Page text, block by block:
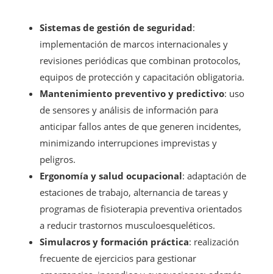
Sistemas de gestión de seguridad:
implementación de marcos internacionales y
revisiones periódicas que combinan protocolos,
equipos de protección y capacitación obligatoria.
Mantenimiento preventivo y predictivo: uso
de sensores y análisis de información para
anticipar fallos antes de que generen incidentes,
minimizando interrupciones imprevistas y
peligros.
Ergonomía y salud ocupacional: adaptación de
estaciones de trabajo, alternancia de tareas y
programas de fisioterapia preventiva orientados
a reducir trastornos musculoesqueléticos.
Simulacros y formación práctica: realización
frecuente de ejercicios para gestionar